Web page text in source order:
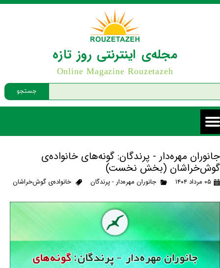
جستجو
مجله‌ی اینترنتی روز تازه
Online Magazine Rouzetazeh
جانوران مهره‌دار - پرندگان: گونه‌های خانواده‌ی
گوش‌خراشان (بخش نخست)
۰۵ مرداد ۱۴۰۴ جانوران مهره‌دار - پرندگان خانواده‌ی گوش‌خراشان